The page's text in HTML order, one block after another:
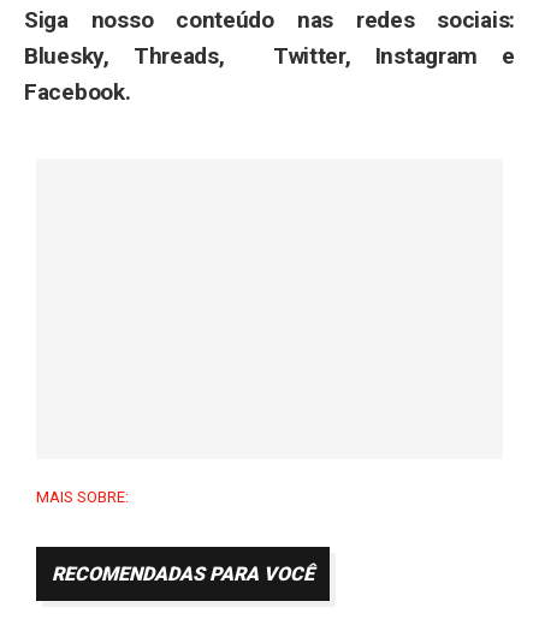
Siga nosso conteúdo nas redes sociais:
Bluesky, Threads, Twitter, Instagram e
Facebook.
MAIS SOBRE:
RECOMENDADAS PARA VOCÊ